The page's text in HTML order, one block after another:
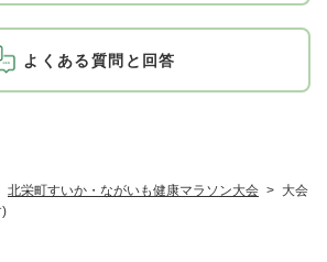
北栄町すいか・ながいも健康マラソン大会 > 大会
)
よくある質問と回答